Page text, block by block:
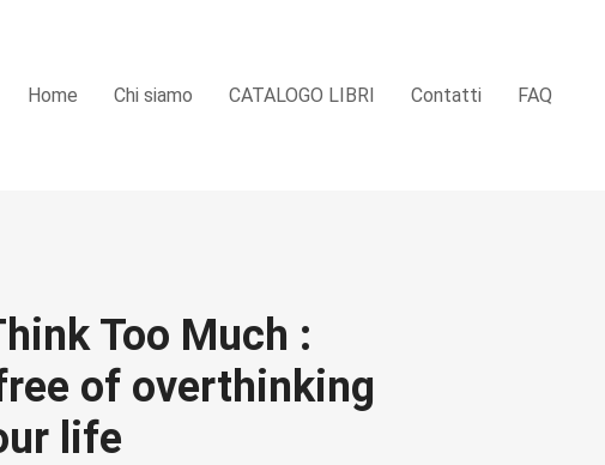
Home Chi siamo CATALOGO LIBRI Contatti FAQ
Too Much :
of overthinking
life